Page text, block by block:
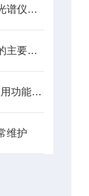
这么好用的X荧光光谱仪，忍不住推荐给你
X射线荧光光谱仪的主要组件应该怎样去选择？
X荧光光谱仪*的应用功能介绍
维护